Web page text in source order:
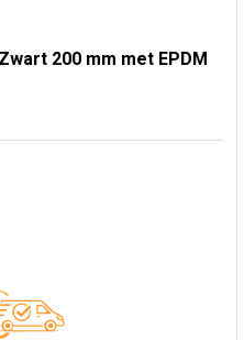
200 mm met EPDM